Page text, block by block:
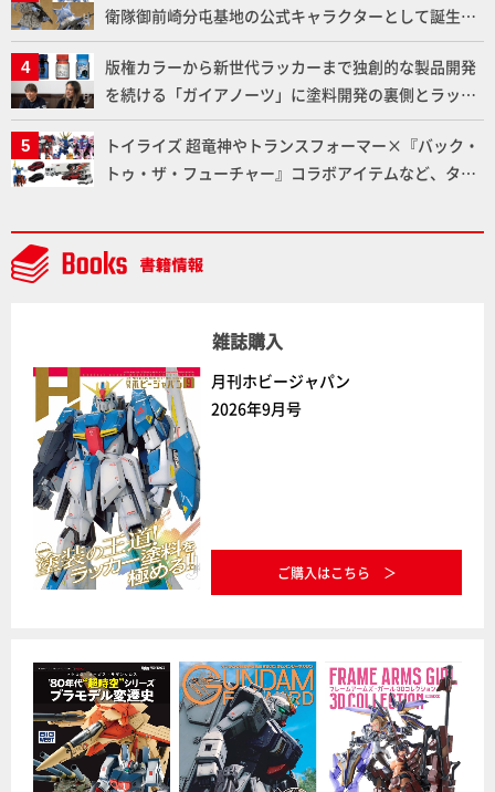
衛隊御前崎分屯基地の公式キャラクターとして誕生し
た「おまねこ」が着任！けもプラ公式サイト限定版と
通常版の2ラインで発売！
版権カラーから新世代ラッカーまで独創的な製品開発
を続ける「ガイアノーツ」に塗料開発の裏側とラッカ
ー塗料の未来についてインタビュー！
トイライズ 超竜神やトランスフォーマー×『バック・
トゥ・ザ・フューチャー』コラボアイテムなど、タカ
NEWITEM】
雑誌購入
月刊ホビージャパン
2026年9月号
ご購入はこちら